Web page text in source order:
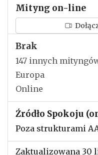
Mityng on-line
Brak
147 innych
Europa
Online
Źródło Spokoju
Poza strukturami
Zaktualizowana 30